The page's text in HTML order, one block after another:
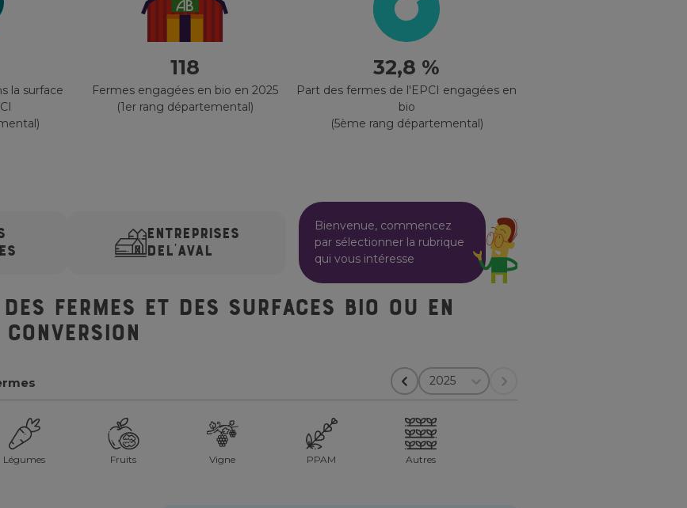
la surface
118
Fermes engagées en bio en 2025
(1er rang départemental)
32,8 %
Part des fermes de l'EPCI engagées en
bio
(5ème rang départemental)
ENTREPRISES
DEL'AVAL
Bienvenue, commencez
par sélectionner la rubrique
qui vous intéresse
fermes et des surfaces bio ou en
conversion
2025
Légumes Fruits Vigne PPAM Autres